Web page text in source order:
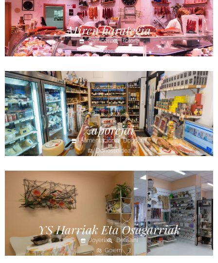
Miren harategia
Carnicería
Tolosa
Tolosaldea
Zaporejai
Alimentación
Donostia
Donostialdea
YS Harriak Eta Osagarriak
Joyería
Beasaini
Goierri